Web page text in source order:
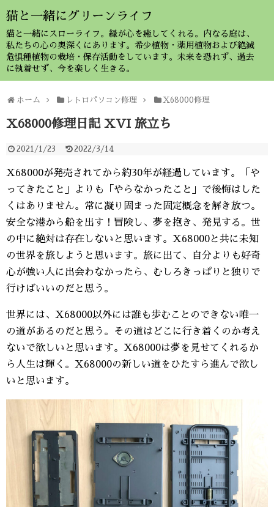
猫と一緒にグリーンライフ
猫と一緒にスローライフ。緑が心を癒してくれる。内なる庭は、
私たちの心の奥深くにあります。希少植物・薬用植物および絶滅
危惧種植物の栽培・保存活動をしています。未来を恐れず、過去
に執着せず、今を楽しく生きる。
ホーム レトロパソコン修理 X68000修理
X68000修理日記 XVI 旅立ち
2021/1/23 2022/3/14
X68000が発売されてから約30年が経過しています。「や
ってきたこと」よりも「やらなかったこと」で後悔はした
くはありません。常に凝り固まった固定概念を解き放つ。
安全な港から船を出す！冒険し、夢を抱き、発見する。世
の中に絶対は存在しないと思います。X68000と共に未知
の世界を旅しようと思います。旅に出て、自分よりも好奇
心が強い人に出会わなかったら、むしろきっぱりと独りで
行けばいいのだと思う。
世界には、X68000以外には誰も歩むことのできない唯一
の道があるのだと思う。その道はどこに行き着くのか考え
ないで欲しいと思います。X68000は夢を見せてくれるか
ら人生は輝く。X68000の新しい道をひたすら進んで欲し
いと思います。